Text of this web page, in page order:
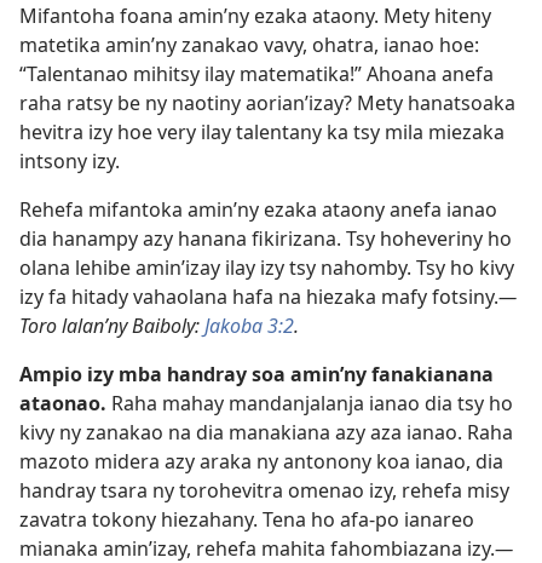
Mifantoha foana amin’ny ezaka ataony. Mety hiteny
matetika amin’ny zanakao vavy, ohatra, ianao hoe:
“Talentanao mihitsy ilay matematika!” Ahoana anefa
raha ratsy be ny naotiny aorian’izay? Mety hanatsoaka
hevitra izy hoe very ilay talentany ka tsy mila miezaka
intsony izy.
Rehefa mifantoka amin’ny ezaka ataony anefa ianao
dia hanampy azy hanana fikirizana. Tsy hoheveriny ho
olana lehibe amin’izay ilay izy tsy nahomby. Tsy ho kivy
izy fa hitady vahaolana hafa na hiezaka mafy fotsiny.—
Toro lalan’ny Baiboly:Jakoba 3:2.
Ampio izy mba handray soa amin’ny fanakianana
ataonao. Raha mahay mandanjalanja ianao dia tsy ho
kivy ny zanakao na dia manakiana azy aza ianao. Raha
mazoto midera azy araka ny antonony koa ianao, dia
handray tsara ny torohevitra omenao izy, rehefa misy
zavatra tokony hiezahany. Tena ho afa-po ianareo
mianaka amin’izay, rehefa mahita fahombiazana izy.—